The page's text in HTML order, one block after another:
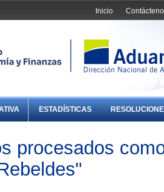
Inicio
ESTADÍSTICAS
procesados